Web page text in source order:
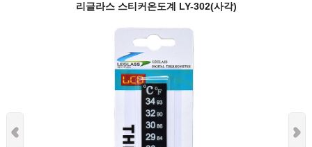
리글라스 스티커온도계 LY-302(사각)